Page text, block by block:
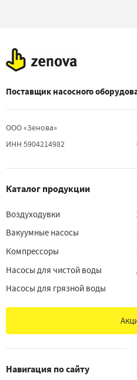
Поставщик насосного
ООО «Зенова»
ИНН 5904214982
Каталог продукции
Воздуходувки
Вакуумные насосы
Компрессоры
Насосы для чистой воды
Насосы для грязной воды
Навигация по сайту